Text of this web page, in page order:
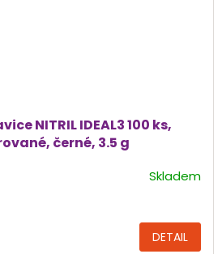
NITRIL IDEAL3 100 ks,
černé, 3.5 g
Skladem
DETAIL